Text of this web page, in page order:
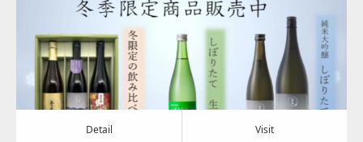
Detail Visit
Detail Visit